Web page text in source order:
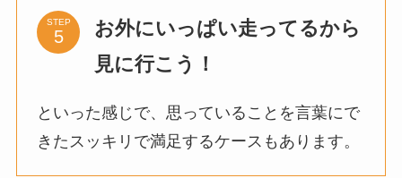
STEP
お外にいっぱい走ってるから
見に行こう！
といった感じで、思っていることを言葉にで
きたスッキリで満足するケースもあります。